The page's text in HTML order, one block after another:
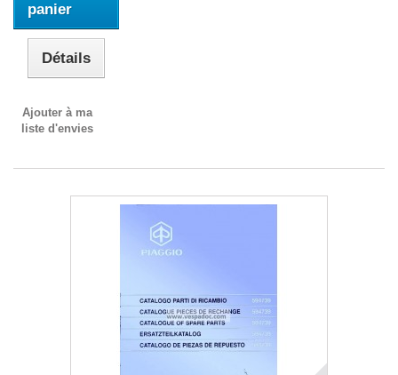
panier
Détails
Ajouter à ma
liste d'envies